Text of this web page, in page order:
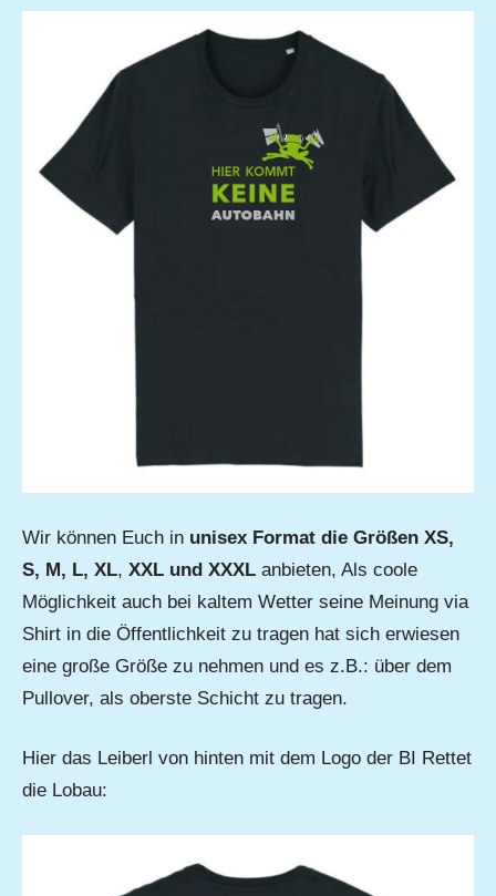
Wir können Euch in unisex Format die Größen XS,
S, M, L, XL, XXL und XXXL anbieten, Als coole
Möglichkeit auch bei kaltem Wetter seine Meinung via
Shirt in die Öffentlichkeit zu tragen hat sich erwiesen
eine große Größe zu nehmen und es z.B.: über dem
Pullover, als oberste Schicht zu tragen.
Hier das Leiberl von hinten mit dem Logo der BI Rettet
die Lobau: